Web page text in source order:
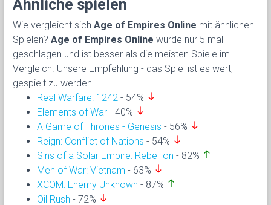
Ähnliche spielen
Wie vergleicht sich Age of Empires Online mit ähnlichen
Spielen? Age of Empires Online wurde nur 5 mal
geschlagen und ist besser als die meisten Spiele im
Vergleich. Unsere Empfehlung - das Spiel ist es wert,
gespielt zu werden.
Real Warfare: 1242 - 54% south
Elements of War - 40% south
A Game of Thrones - Genesis - 56% south
Reign: Conflict of Nations - 54% south
Sins of a Solar Empire: Rebellion - 82% north
Men of War: Vietnam - 63% south
XCOM: Enemy Unknown - 87% north
Oil Rush - 72% south